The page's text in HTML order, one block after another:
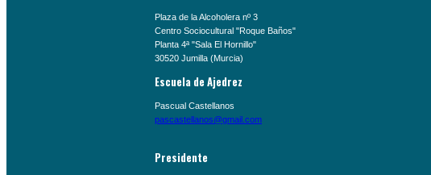
Plaza de la Alcoholera nº 3
Centro Sociocultural "Roque Baños"
Planta 4ª "Sala El Hornillo"
30520 Jumilla (Murcia)
Escuela de Ajedrez
Pascual Castellanos
pascastellanos@gmail.com
Presidente